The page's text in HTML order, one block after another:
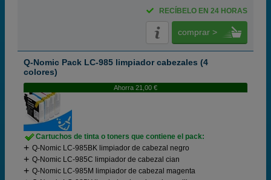
RECÍBELO EN 24 HORAS
comprar >
Q-Nomic Pack LC-985 limpiador cabezales (4
colores)
Ahorra 21,00 €
Cartuchos de tinta o toners que contiene el pack:
Q-Nomic LC-985BK limpiador de cabezal negro
Q-Nomic LC-985C limpiador de cabezal cian
Q-Nomic LC-985M limpiador de cabezal magenta